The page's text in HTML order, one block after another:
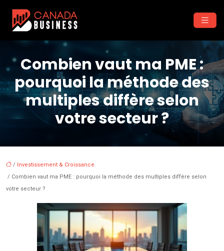
Combien vaut ma PME :
pourquoi la méthode des
multiples diffère selon
votre secteur ?
/ Investissement & Croissance
/ Combien vaut ma PME : pourquoi la méthode des multiples diffère selon
votre secteur ?